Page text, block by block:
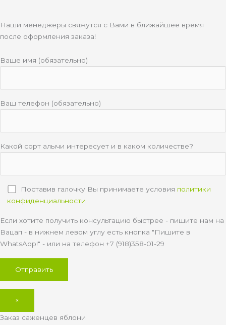
Наши менеджеры свяжутся с Вами в ближайшее время
после оформления заказа!
Ваше имя (обязательно)
Ваш телефон (обязательно)
Какой сорт алычи интересует и в каком количестве?
Поставив галочку Вы принимаете условия политики
конфиденциальности
Если хотите получить консультацию быстрее - пишите нам на
Вацап - в нижнем левом углу есть кнопка "Пишите в
WhatsApp!" - или на телефон +7 (918)358-01-29
×
Заказ саженцев яблони